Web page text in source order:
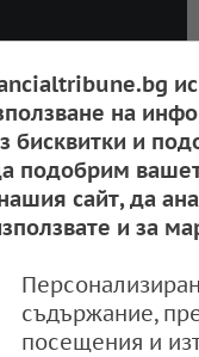
на
бисквитки и
подобрим
сайт, да
и за
съдържание,
посещения и